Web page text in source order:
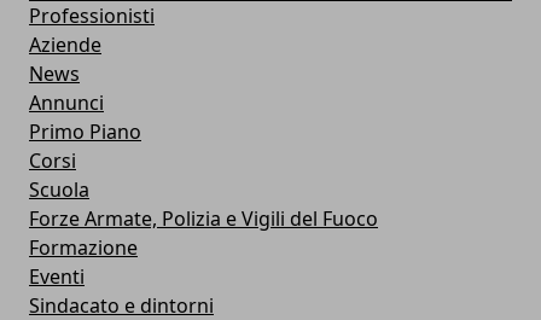
Professionisti
Aziende
News
Annunci
Primo Piano
Corsi
Scuola
Forze Armate, Polizia e Vigili del Fuoco
Formazione
Eventi
Sindacato e dintorni